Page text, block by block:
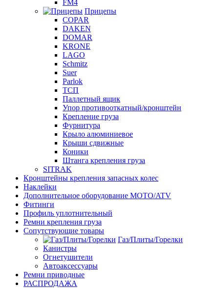
FM4
Прицепы
COPAR
DAKEN
DOMAR
KRONE
LAGO
Schmitz
Suer
Parlok
ТСП
Паллетный ящик
Упор противооткатный/кронштейн
Крепление груза
Фурнитура
Крыло алюминиевое
Крыши сдвижные
Коники
Штанга крепления груза
SITRAK
Кронштейны крепления запасных колес
Наклейки
Дополнительное оборудование MOTO/ATV
Фитинги
Профиль уплотнительный
Ремни крепления груза
Сопутствующие товары
Газ/Плиты/Горелки
Канистры
Огнетушители
Автоаксессуары
Ремни приводные
РАСПРОДАЖА